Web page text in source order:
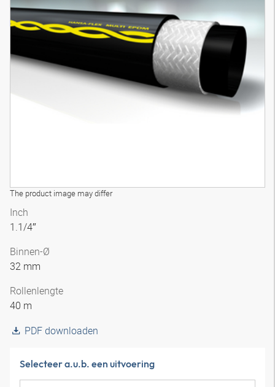
The product image may differ
Inch
1.1/4″
Binnen-Ø
32 mm
Rollenlengte
40 m
PDF downloaden
Selecteer a.u.b. een uitvoering